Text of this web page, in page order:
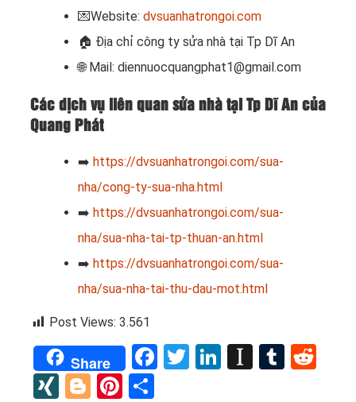
💌Website: dvsuanhatrongoi.com
🏠 Địa chỉ công ty sửa nhà tại Tp Dĩ An
🌐 Mail: diennuocquangphat1@gmail.com
Các dịch vụ liên quan sửa nhà tại Tp Dĩ An của
Quang Phát
➡️ https://dvsuanhatrongoi.com/sua-
nha/cong-ty-sua-nha.html
➡️ https://dvsuanhatrongoi.com/sua-
nha/sua-nha-tai-tp-thuan-an.html
➡️ https://dvsuanhatrongoi.com/sua-
nha/sua-nha-tai-thu-dau-mot.html
Post Views: 3.561
Share Facebook
Twitter
LinkedIn
XINGBloggerPinterest